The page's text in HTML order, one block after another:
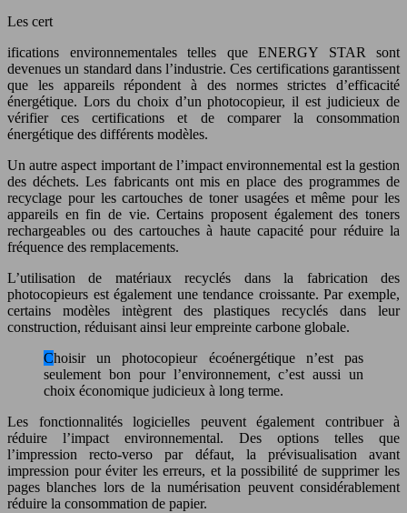
Les cert
ifications environnementales telles que ENERGY STAR sont
devenues un standard dans l’industrie. Ces certifications garantissent
que les appareils répondent à des normes strictes d’efficacité
énergétique. Lors du choix d’un photocopieur, il est judicieux de
vérifier ces certifications et de comparer la consommation
énergétique des différents modèles.
Un autre aspect important de l’impact environnemental est la gestion
des déchets. Les fabricants ont mis en place des programmes de
recyclage pour les cartouches de toner usagées et même pour les
appareils en fin de vie. Certains proposent également des toners
rechargeables ou des cartouches à haute capacité pour réduire la
fréquence des remplacements.
L’utilisation de matériaux recyclés dans la fabrication des
photocopieurs est également une tendance croissante. Par exemple,
certains modèles intègrent des plastiques recyclés dans leur
construction, réduisant ainsi leur empreinte carbone globale.
Choisir un photocopieur écoénergétique n’est pas
seulement bon pour l’environnement, c’est aussi un
choix économique judicieux à long terme.
Les fonctionnalités logicielles peuvent également contribuer à
réduire l’impact environnemental. Des options telles que
l’impression recto-verso par défaut, la prévisualisation avant
impression pour éviter les erreurs, et la possibilité de supprimer les
pages blanches lors de la numérisation peuvent considérablement
réduire la consommation de papier.